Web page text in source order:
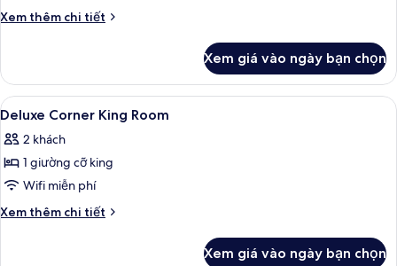
Xem thêm chi tiết
Chi
Gallery
Suite
Xem giá vào ngày bạn chọn
Xem
tất
cả
ảnh
Deluxe
Corner
Két bảo mật tại phòng, bàn, bàn ủi/
3
Deluxe Corner King Room
2 khách
1 giường cỡ king
Wifi miễn phí
Xem thêm chi tiết
Chi
Xem giá vào ngày bạn chọn